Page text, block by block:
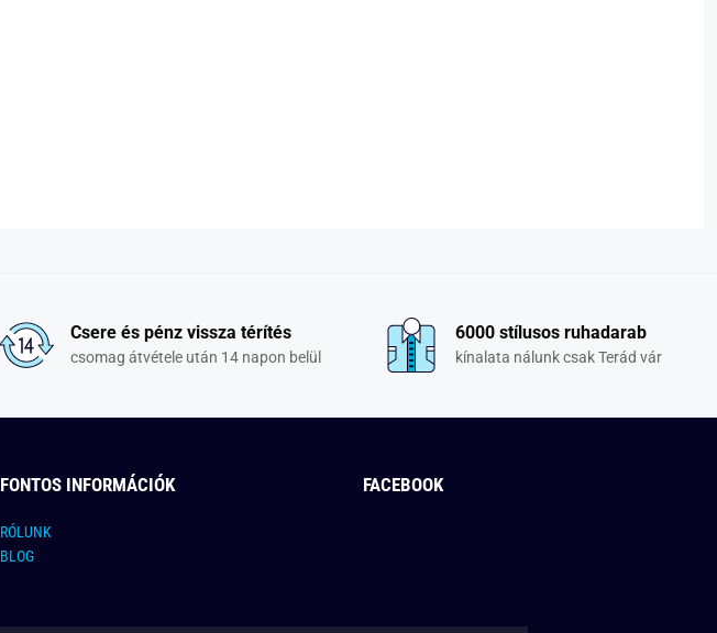
Csere és pénz vissza térítés
csomag átvétele után 14 napon belül
6000 stílusos ruhadarab
kínalata nálunk csak Terád vár
FONTOS INFORMÁCIÓK
RÓLUNK
BLOG
FACEBOOK